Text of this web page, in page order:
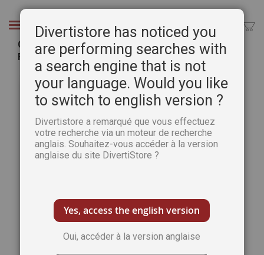
Chercher
Complots et dossiers Secrets n°34 - Illuminati,
Franc-maçonnerie : la possession satanique ?
galerie
d’images
Divertistore has noticed you
are performing searches with
a search engine that is not
your language. Would you like
to switch to english version ?
Divertistore a remarqué que vous effectuez
votre recherche via un moteur de recherche
anglais. Souhaitez-vous accéder à la version
anglaise du site DivertiStore ?
Yes, access the english version
Oui, accéder à la version anglaise